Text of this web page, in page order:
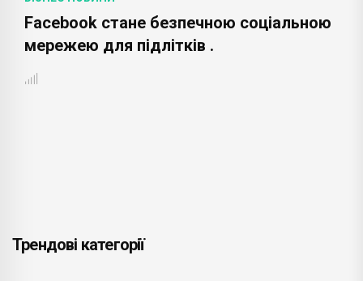
Facebook стане безпечною соціальною
мережею для підлітків .
Трендові категорії